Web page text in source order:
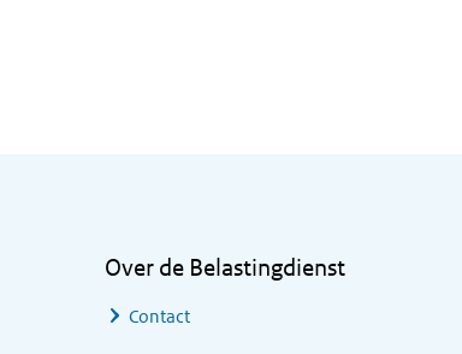
Over de Belastingdienst
Contact